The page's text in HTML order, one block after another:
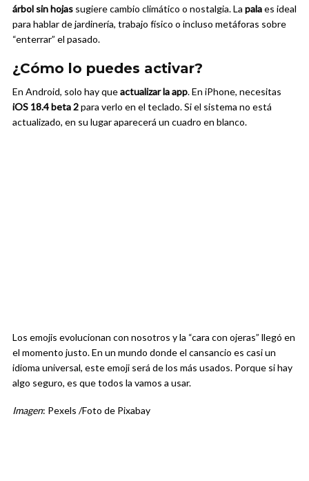
árbol sin hojas sugiere cambio climático o nostalgia. La palaes ideal
para hablar de jardinería, trabajo físico o incluso metáforas sobre
“enterrar” el pasado.
¿Cómo lo puedes activar?
En Android, solo hay queactualizar la app. En iPhone, necesitas
iOS 18.4 beta 2para verlo en el teclado. Si el sistema no está
actualizado, en su lugar aparecerá un cuadro en blanco.
Los emojis evolucionan con nosotros y la “cara con ojeras” llegó en
el momento justo. En un mundo donde el cansancio es casi un
idioma universal, este emoji será de los más usados. Porque si hay
algo seguro, es que todos la vamos a usar.
Imagen: Pexels /Foto de Pixabay